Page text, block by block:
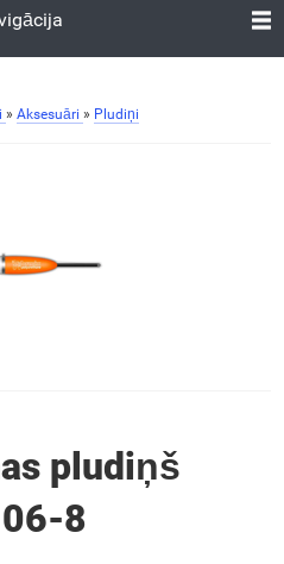
» Aksesuāri » Pludiņi
pludiņš
8